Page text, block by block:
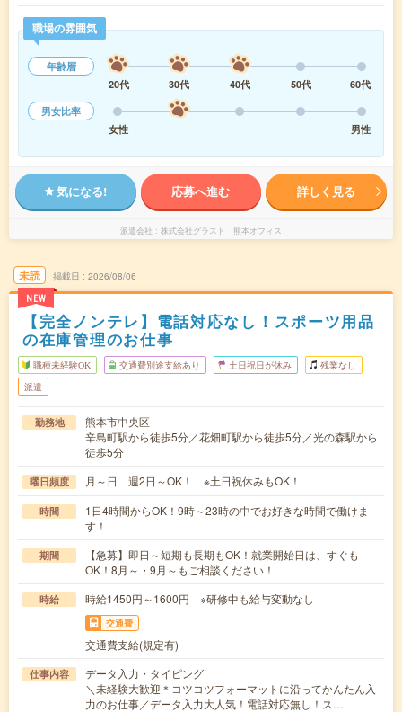
職場の雰囲気
年齢層
20代
30代 40代 50代
60代
男女比率
女性
男性
気になる! 応募へ進む 詳しく見る
派遣会社 株式会社グラスト 熊本オフィス
未読
NEW
掲載日 2026/08/06
【完全ノンテレ】電話対応なし！スポーツ用品
の在庫管理のお仕事
職種未経験OK 交通費別途支給あり 土日祝日が休み 残業なし
派遣
勤務地
熊本市中央区
辛島町駅から徒歩5分／花畑町駅から徒歩5分／光の森駅から
徒歩5分
曜日頻度 月～日 週2日～OK！ ※土日祝休みもOK！
時間
1日4時間からOK！9時～23時の中でお好きな時間で働けま
す！
期間
【急募】即日～短期も長期もOK！就業開始日は、すぐも
OK！8月～・9月～もご相談ください！
時給 時給1450円～1600円 ※研修中も給与変動なし
交通費
交通費支給(規定有)
仕事内容
データ入力・タイピング
＼未経験大歓迎＊コツコツフォーマットに沿ってかんたん入
力のお仕事／データ入力大人気！電話対応無し！ス…